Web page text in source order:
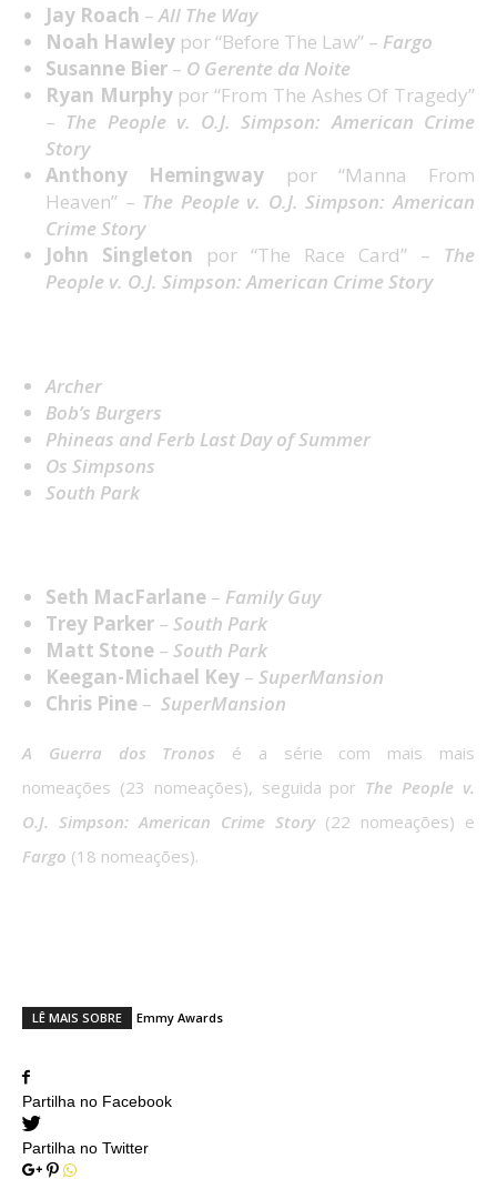
Jay Roach –All The Way
Noah Hawley por “Before The Law” – Fargo
Susanne Bier – O Gerente da Noite
Ryan Murphypor “From The Ashes Of Tragedy”
– The People v. O.J. Simpson: American Crime
Story
Anthony Hemingway por “Manna From
Heaven” – The People v. O.J. Simpson: American
Crime Story
John Singleton por “The Race Card” – The
People v. O.J. Simpson: American Crime Story
Archer
Bob’s Burgers
Phineas and Ferb Last Day of Summer
Os Simpsons
South Park
Seth MacFarlane – Family Guy
Trey Parker – South Park
Matt Stone – South Park
Keegan-Michael Key – SuperMansion
Chris Pine – SuperMansion
A Guerra dos Tronos é a série com mais mais
nomeações (23 nomeações), seguida por The People v.
O.J. Simpson: American Crime Story(22 nomeações) e
Fargo (18 nomeações).
LÊ MAIS SOBRE Emmy Awards
Partilha no Facebook
Partilha no Twitter